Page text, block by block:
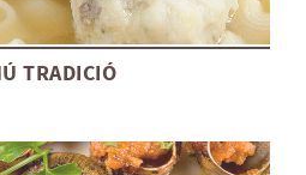
TRADICIÓ